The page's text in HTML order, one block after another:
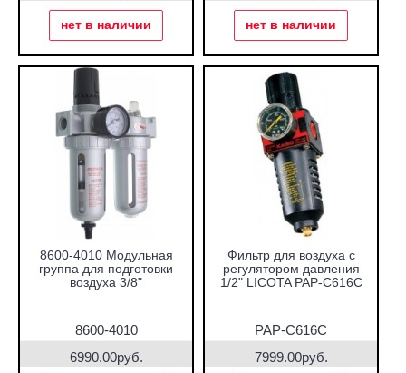
нет в наличии нет в наличии
8600-4010 Модульная
группа для подготовки
воздуха 3/8"
8600-4010
6990.00руб.
Фильтр для воздуха с
регулятором давления
1/2" LICOTA PAP-C616C
PAP-C616C
7999.00руб.